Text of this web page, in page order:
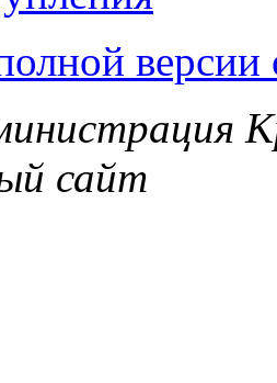
версии
сайт